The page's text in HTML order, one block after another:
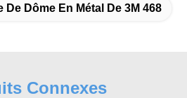
Dôme En Métal De 3M 468
Connexes